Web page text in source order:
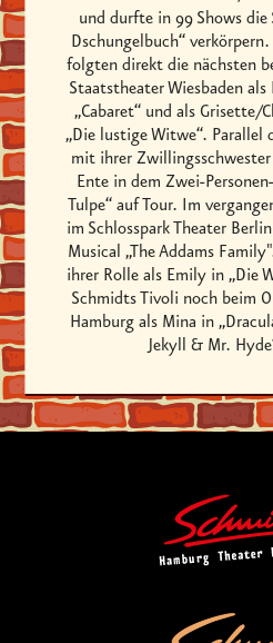
und durfte in 99 Shows die
Dschungelbuch“
folgten direkt die nächsten
Staatstheater Wiesbaden
„Cabaret“ und als Grisette/
„Die lustige Witwe“. Parallel
mit ihrer Zwillingsschwester
Ente in dem Zwei-
Tulpe“ auf Tour. Im
im Schlosspark Theater
Musical „The Addams
ihrer Rolle als Emily in „Die
Schmidts Tivoli noch beim
Hamburg als Mina in
Jekyll & Mr.